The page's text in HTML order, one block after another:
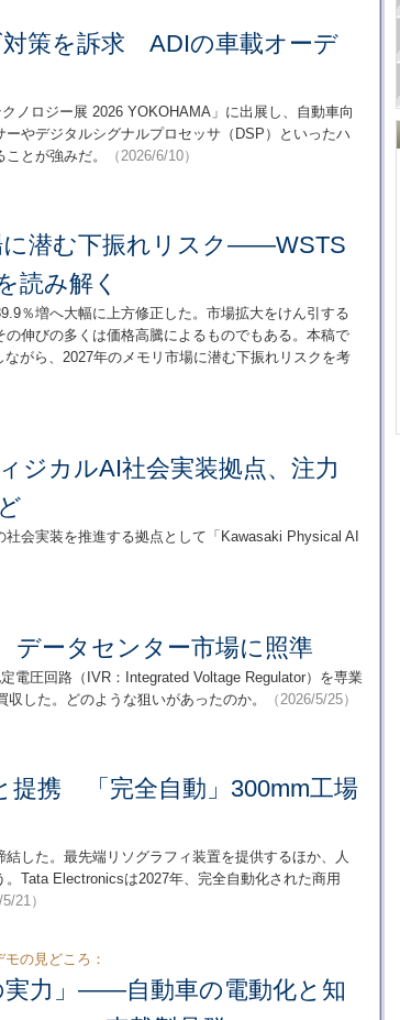
策を訴求 ADIの車載オーデ
ノロジー展 2026 YOKOHAMA」に出展し、自動車向
やデジタルシグナルプロセッサ（DSP）といったハ
とが強みだ。
（2026/6/10）
に潜む下振れリスク――WSTS
読み解く
％増へ大幅に上方修正した。市場拡大をけん引する
伸びの多くは価格高騰によるものでもある。本稿で
がら、2027年のメモリ市場に潜む下振れリスクを考
ジカルAI社会実装拠点、注力
会実装を推進する拠点として「Kawasaki Physical AI
ータセンター市場に照準
電圧回路（IVR：Integrated Voltage Regulator）を専業
した。どのような狙いがあったのか。
（2026/5/25）
提携 「完全自動」300mm工場
した。最先端リソグラフィ装置を提供するほか、人
Tata Electronicsは2027年、完全自動化された商用
21）
の見どころ：
実力」――自動車の電動化と知